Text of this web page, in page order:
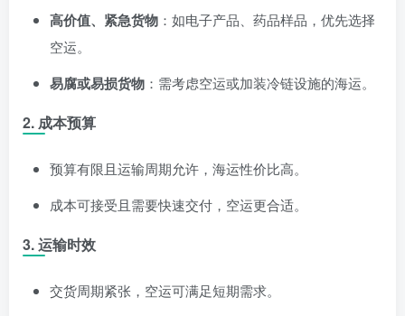
高价值、紧急货物 ：如电子产品、药品样品，优先选择
空运。
易腐或易损货物 ：需考虑空运或加装冷链设施的海运。
2. 成本预算
预算有限且运输周期允许，海运性价比高。
成本可接受且需要快速交付，空运更合适。
3. 运输时效
交货周期紧张，空运可满足短期需求。